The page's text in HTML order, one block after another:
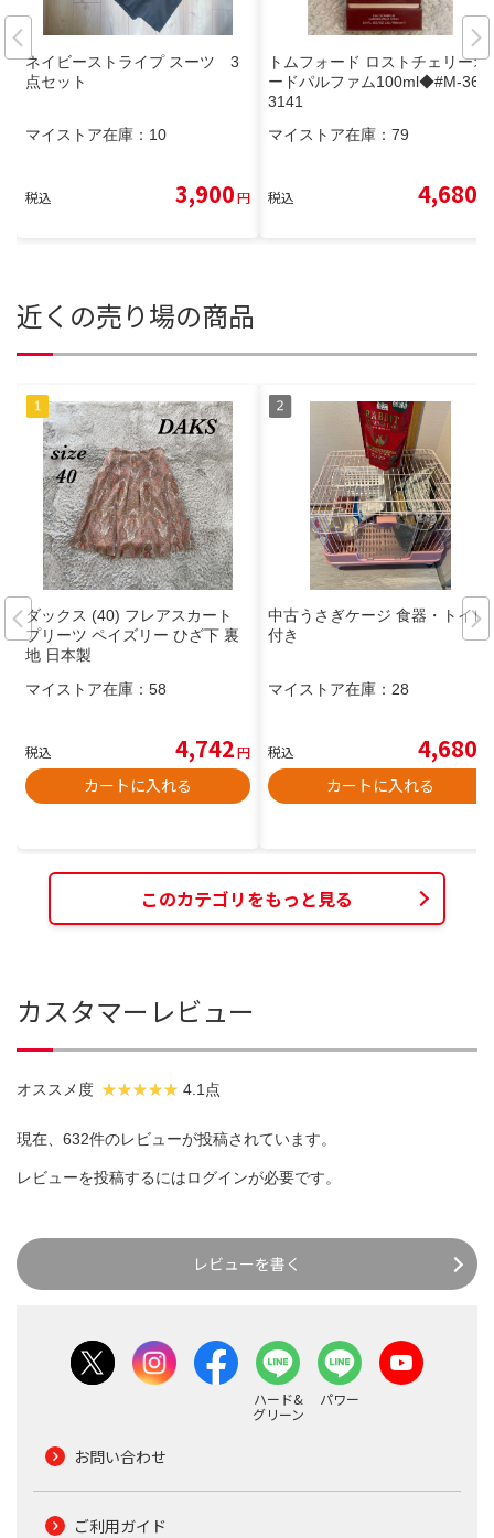
ネイビーストライプ スーツ 3
点セット
マイストア在庫： 10
税込 3,900円
トムフォード ロストチェリーオ
ードパルファム100ml◆#M-36-
3141
マイストア在庫： 79
税込 4,680
近くの売り場の商品
ダックス (40) フレアスカート
プリーツ ペイズリー ひざ下 裏
地 日本製
マイストア在庫： 58
税込 4,742円
カートに入れる
中古うさぎケージ 食器・トイレ
付き
マイストア在庫： 28
税込 4,680
カートに入れる
このカテゴリをもっと見る
カスタマーレビュー
オススメ度 4.1点
現在、632件のレビューが投稿されています。
レビューを投稿するにはログインが必要です。
レビューを書く
ハード&
グリーン
パワー
お問い合わせ
ご利用ガイド